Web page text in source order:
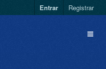
Entrar Registrar